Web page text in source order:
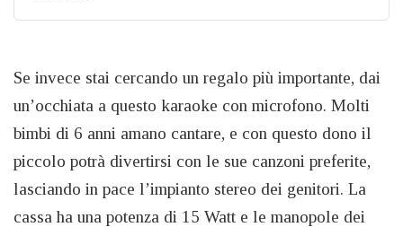
Se invece stai cercando un regalo più importante, dai
un’occhiata a questo karaoke con microfono. Molti
bimbi di 6 anni amano cantare, e con questo dono il
piccolo potrà divertirsi con le sue canzoni preferite,
lasciando in pace l’impianto stereo dei genitori. La
cassa ha una potenza di 15 Watt e le manopole dei